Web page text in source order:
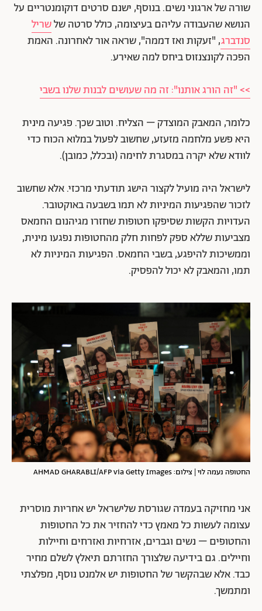
שורה של ארגוני נשים. בנוסף, ישנם סרטים דוקומנטריים על
הנושא שהעבודה עליהם בעיצומה, כולל סרטה שלשריל
סנדברג, "זעקות ואז דממה", שראה אור לאחרונה. האמת
הפכה לקונצנזוס ביחס למה שאירע.
>> "זה הורג אותנו": זה מה שעושים לבנות שלנו בשבי
כלומר, המאבק המוצדק – הצליח. וטוב שכך. פגיעה מינית
היא פשע מלחמה מזעזע, שחשוב לפעול במלוא הכוח כדי
לוודא שלא יקרה במסגרת לחימה (ובכלל, כמובן).
לישראל היה מועיל לקצור הישג תודעתי מרכזי. אלא שחשוב
לזכור שהפגיעות המיניות לא תמו בשבעה באוקטובר.
העדויות הקשות שסיפקו חטופות שחזרו מגיהנום החמאס
מצביעות שללא ספק לפחות חלק מהחטופות נפגעו מינית,
וממשיכות להיפגע, בשבי החמאס. הפגיעות המיניות לא
תמו, והמאבק לא יכול להפסיק.
החטופה נעמה לוי | צילום: AHMAD GHARABLI/AFP via Getty Images
אני מחזיקה בעמדה שגורסת שלישראל יש אחריות מוסרית
עצומה לעשות כל מאמץ כדי להחזיר את כל החטופות
והחטופים – נשים וגברים, אזרחיות ואזרחים וחיילות
וחיילים. גם בידיעה שלצורך החזרתם תיאלץ לשלם מחיר
כבד. אלא שבהקשר של החטופות יש אלמנט נוסף, מפלצתי
ומתמשך.